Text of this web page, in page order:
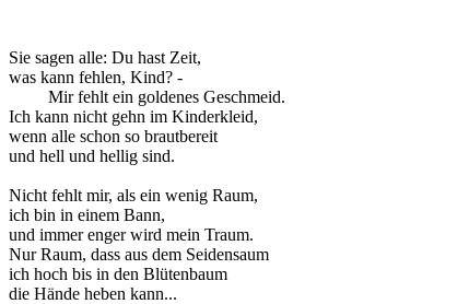
Sie sagen alle: Du hast Zeit,
was kann fehlen, Kind? -
Mir fehlt ein goldenes Geschmeid.
Ich kann nicht gehn im Kinderkleid,
wenn alle schon so brautbereit
und hell und hellig sind.
Nicht fehlt mir, als ein wenig Raum,
ich bin in einem Bann,
und immer enger wird mein Traum.
Nur Raum, dass aus dem Seidensaum
ich hoch bis in den Blütenbaum
die Hände heben kann...